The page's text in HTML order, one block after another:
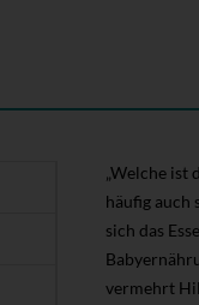
„Welche ist
häufig auch
sich das
vermehrt